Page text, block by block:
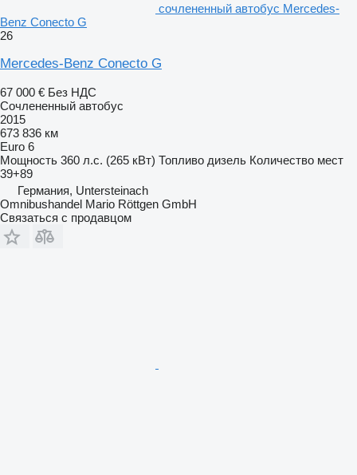
сочлененный автобус Mercedes-
Benz Conecto G
26
Mercedes-Benz Conecto G
67 000 € Без НДС
Сочлененный автобус
2015
673 836 км
Euro 6
Мощность 360 л.с. (265 кВт) Топливо дизель Количество мест
39+89
Германия, Untersteinach
Omnibushandel Mario Röttgen GmbH
Связаться с продавцом